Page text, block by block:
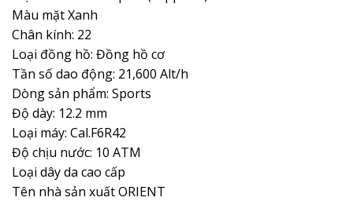
Màu mặt Xanh
Chân kính: 22
Loại đồng hồ: Đồng hồ cơ
Tần số dao động: 21,600 Alt/h
Dòng sản phẩm: Sports
Độ dày: 12.2 mm
Loại máy: Cal.F6R42
Độ chịu nước: 10 ATM
Loại dây da cao cấp
Tên nhà sản xuất ORIENT